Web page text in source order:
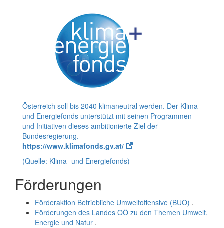
Österreich soll bis 2040 klimaneutral werden. Der Klima-
und Energiefonds unterstützt mit seinen Programmen
und Initiativen dieses ambitionierte Ziel der
Bundesregierung.
https://www.klimafonds.gv.at/
(Quelle: Klima- und Energiefonds)
Förderungen
Förderaktion Betriebliche Umweltoffensive (BUO) .
Förderungen des Landes OÖ zu den Themen Umwelt,
Energie und Natur .